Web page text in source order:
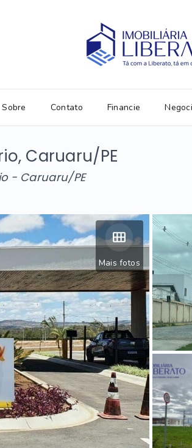
Sobre Contato Financie
Caruaru/PE
- Caruaru/PE
Mais fotos